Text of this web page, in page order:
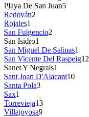
Playa De San Juan5
Redován2
Rojales1
San Fulgencio2
San Isidro1
San Miguel De Salinas1
San Vicente Del Raspeig12
Sanet Y Negrals1
Sant Joan D'Alacant10
Santa Pola3
Sax1
Torrevieja13
Villajoyosa9